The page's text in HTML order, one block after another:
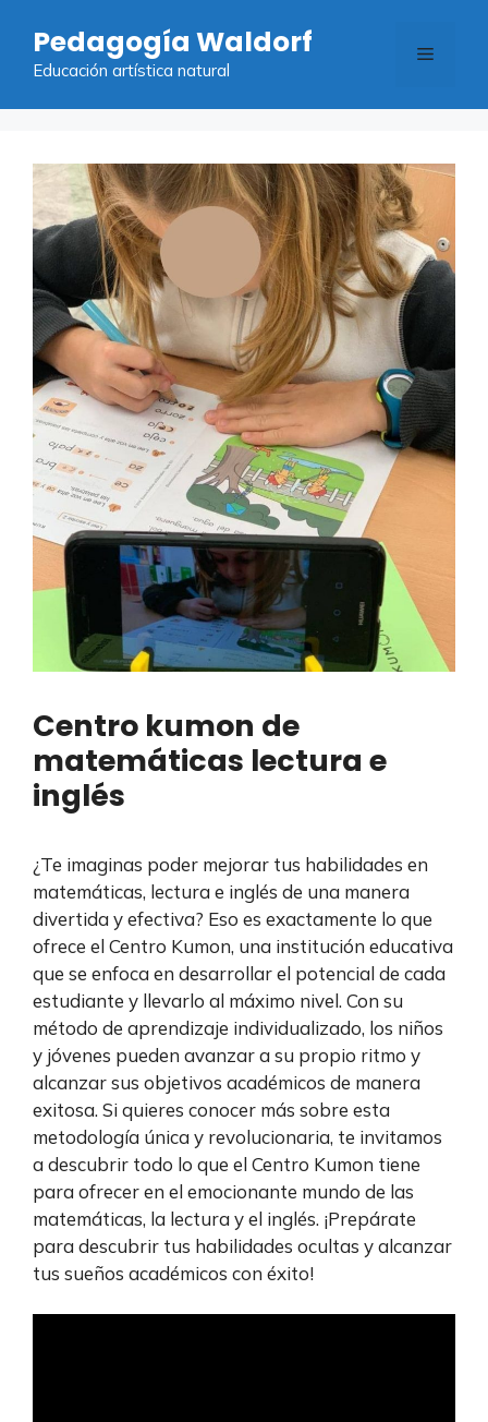
contenido
Pedagogía Waldorf
Educación artística natural
Menú
Centro kumon de
matemáticas lectura e
inglés
¿Te imaginas poder mejorar tus habilidades en
matemáticas, lectura e inglés de una manera
divertida y efectiva? Eso es exactamente lo que
ofrece el Centro Kumon, una institución educativa
que se enfoca en desarrollar el potencial de cada
estudiante y llevarlo al máximo nivel. Con su
método de aprendizaje individualizado, los niños
y jóvenes pueden avanzar a su propio ritmo y
alcanzar sus objetivos académicos de manera
exitosa. Si quieres conocer más sobre esta
metodología única y revolucionaria, te invitamos
a descubrir todo lo que el Centro Kumon tiene
para ofrecer en el emocionante mundo de las
matemáticas, la lectura y el inglés. ¡Prepárate
para descubrir tus habilidades ocultas y alcanzar
tus sueños académicos con éxito!